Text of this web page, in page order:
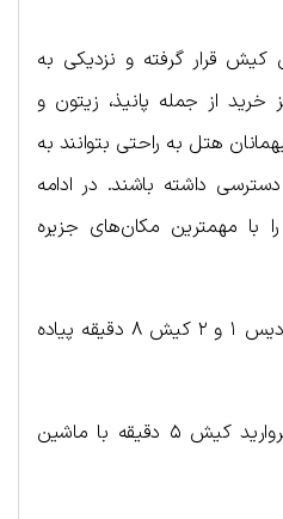
کیش قرار گرفته و نزدیکی به
از جمله پانیذ، زیتون و
تا میهمانان هتل به راحتی بتوانند به
داشته باشند. در ادامه
با مهمترین مکان‌های جزیره
فاصله هتل تا مراکز خرید پردیس ۱ و ۲ کیش ۸ دقیقه پیاده
فاصله هتل تا مرکز خرید مروارید کیش ۵ دقیقه با ماشین